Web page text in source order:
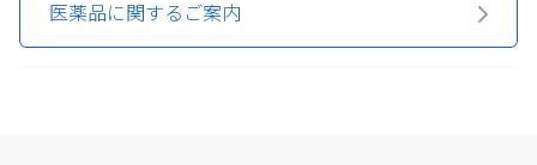
医薬品に関するご案内